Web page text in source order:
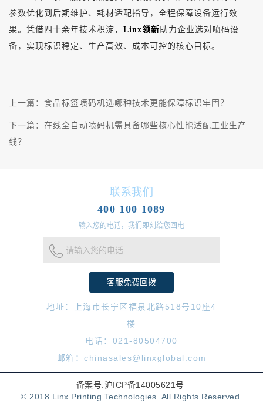
参数优化到后期维护、耗材适配指导，全程保障设备运行效
果。凭借四十余年技术积淀， Linx领新 助力企业选对喷码设
备，实现标识稳定、生产高效、成本可控的核心目标。
上一篇： 食品标签喷码机选哪种技术更能保障标识牢固？
下一篇： 在线全自动喷码机需具备哪些核心性能适配工业生产
线？
联系我们
400 100 1089
输入您的电话，我们即刻给您回电
请输入您的电话
地址：上海市长宁区福泉北路518号10座4
楼
电话：021-80504700
邮箱：chinasales@linxglobal.com
备案号:沪ICP备14005621号
© 2018 Linx Printing Technologies. All Rights Reserved.